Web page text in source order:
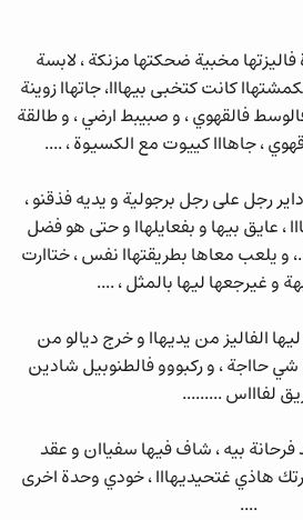
مخبية ضحكتها مزنكة ، لابسة
كانت كتخبى بيهااا، جاتهاا زوينة
فالقهوي ، و صبيبط ارضي ، و طالقة
، جاهااا كييوت مع الكسيوة ، ....
رجل على رجل برجولية و يديه فذقنو ،
، عايق بيها و بفعايلهاا و حتى هو فضل
و يلعب معاها بطريقتهاا نفس ، ختاارت
و غيرجعها ليها بالمثل ، ....
الفاليز من يديهاا و خرج ديالو من
حااجة ، و ركبووو فالطنوبيل شادين
لفاااس .........
فرحانة بيه ، شاف فيها سفياان و عقد
هاذي غتحيديهااا ، خودي وحدة اخرى
....